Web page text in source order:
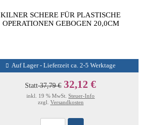
KILNER SCHERE FÜR PLASTISCHE
OPERATIONEN GEBOGEN 20,0CM
Auf Lager - Lieferzeit ca. 2-5 Werktage
Statt37,79 € 32,12 €
inkl. 19 % MwSt.Steuer-Info
zzgl. Versandkosten